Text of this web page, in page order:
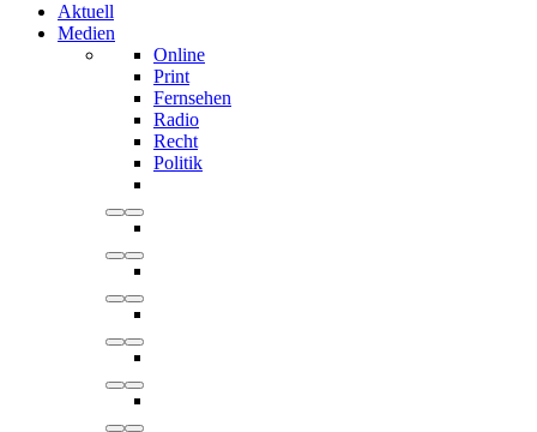
Aktuell
Medien
Online
Print
Fernsehen
Radio
Recht
Politik